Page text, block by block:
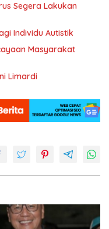
Segera Lakukan
Peluang bagi Individu Autistik
Masyarakat
Limardi